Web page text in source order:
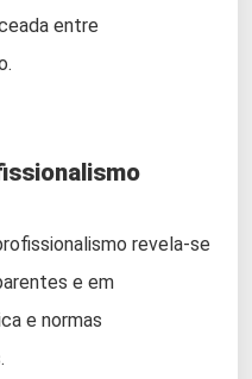
entre
revela-se
e em
e normas